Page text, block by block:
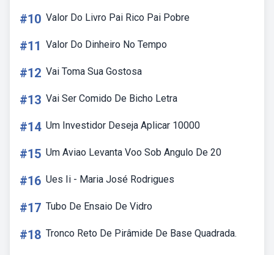
#10 Valor Do Livro Pai Rico Pai Pobre
#11 Valor Do Dinheiro No Tempo
#12 Vai Toma Sua Gostosa
#13 Vai Ser Comido De Bicho Letra
#14 Um Investidor Deseja Aplicar 10000
#15 Um Aviao Levanta Voo Sob Angulo De 20
#16 Ues Ii - Maria José Rodrigues
#17 Tubo De Ensaio De Vidro
#18 Tronco Reto De Pirâmide De Base Quadrada.